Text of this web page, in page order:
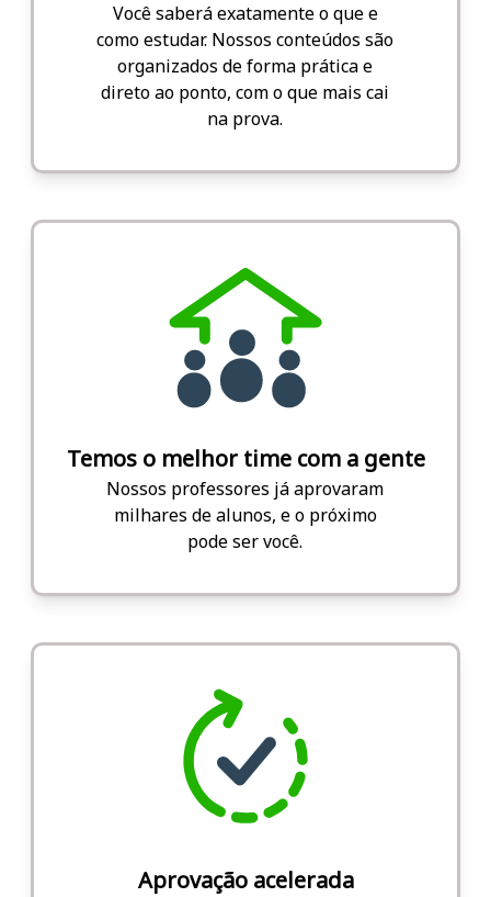
Você saberá exatamente o que e
como estudar. Nossos conteúdos são
organizados de forma prática e
direto ao ponto, com o que mais cai
na prova.
Temos o melhor time com a gente
Nossos professores já aprovaram
milhares de alunos, e o próximo
pode ser você.
Aprovação acelerada